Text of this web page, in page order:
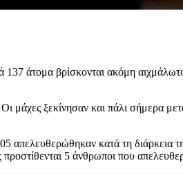
137 άτομα βρίσκονται ακόμη
μάχες ξεκίνησαν και πάλι σήμερα
κατά τη διάρκεια
προστίθενται 5 άνθρωποι που